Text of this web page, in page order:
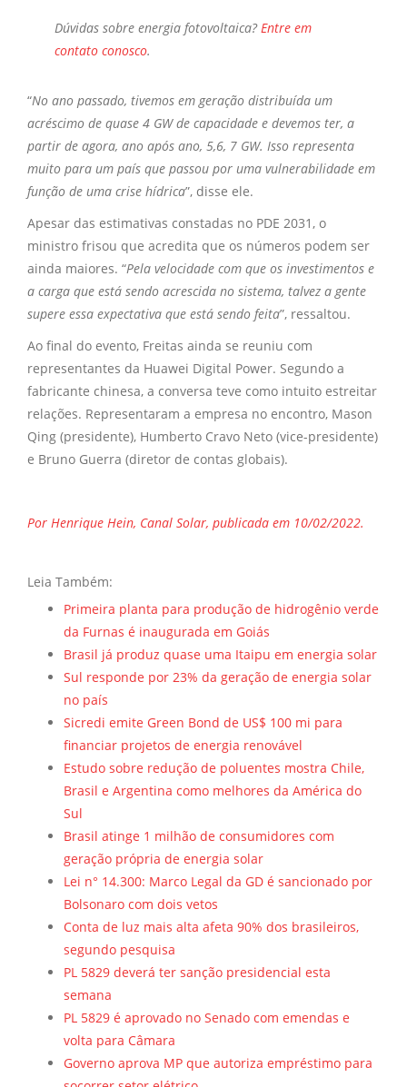
Dúvidas sobre energia fotovoltaica? Entre em
contato conosco.
“No ano passado, tivemos em geração distribuída um
acréscimo de quase 4 GW de capacidade e devemos ter, a
partir de agora, ano após ano, 5,6, 7 GW. Isso representa
muito para um país que passou por uma vulnerabilidade em
função de uma crise hídrica”, disse ele.
Apesar das estimativas constadas no PDE 2031, o
ministro frisou que acredita que os números podem ser
ainda maiores. “Pela velocidade com que os investimentos e
a carga que está sendo acrescida no sistema, talvez a gente
supere essa expectativa que está sendo feita”, ressaltou.
Ao final do evento, Freitas ainda se reuniu com
representantes da Huawei Digital Power. Segundo a
fabricante chinesa, a conversa teve como intuito estreitar
relações. Representaram a empresa no encontro, Mason
Qing (presidente), Humberto Cravo Neto (vice-presidente)
e Bruno Guerra (diretor de contas globais).
Por Henrique Hein, Canal Solar, publicada em 10/02/2022.
Leia Também:
Primeira planta para produção de hidrogênio verde
da Furnas é inaugurada em Goiás
Brasil já produz quase uma Itaipu em energia solar
Sul responde por 23% da geração de energia solar
no país
Sicredi emite Green Bond de US$ 100 mi para
financiar projetos de energia renovável
Estudo sobre redução de poluentes mostra Chile,
Brasil e Argentina como melhores da América do
Sul
Brasil atinge 1 milhão de consumidores com
geração própria de energia solar
Lei n° 14.300: Marco Legal da GD é sancionado por
Bolsonaro com dois vetos
Conta de luz mais alta afeta 90% dos brasileiros,
segundo pesquisa
PL 5829 deverá ter sanção presidencial esta
semana
PL 5829 é aprovado no Senado com emendas e
volta para Câmara
Governo aprova MP que autoriza empréstimo para